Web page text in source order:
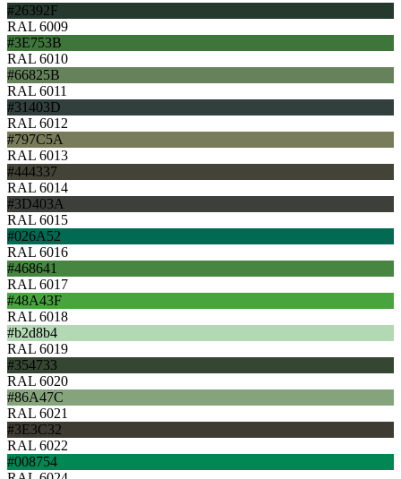
#26392F
RAL 6009
#3E753B
RAL 6010
#66825B
RAL 6011
#31403D
RAL 6012
#797C5A
RAL 6013
#444337
RAL 6014
#3D403A
RAL 6015
#026A52
RAL 6016
#468641
RAL 6017
#48A43F
RAL 6018
#b2d8b4
RAL 6019
#354733
RAL 6020
#86A47C
RAL 6021
#3E3C32
RAL 6022
#008754